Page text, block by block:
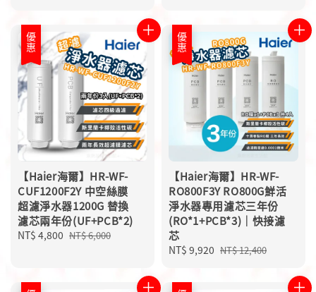
優惠
【Haier海爾】HR-WF-
CUF1200F2Y 中空絲膜
超濾淨水器1200G 替換
濾芯兩年份(UF+PCB*2)
Sale
NT$ 4,800 Regular
NT$ 6,000
優惠
【Haier海爾】HR-WF-
RO800F3Y RO800G鮮活
淨水器專用濾芯三年份
(RO*1+PCB*3)｜快接濾
芯
Sale
NT$ 9,920 Regular
NT$ 12,400